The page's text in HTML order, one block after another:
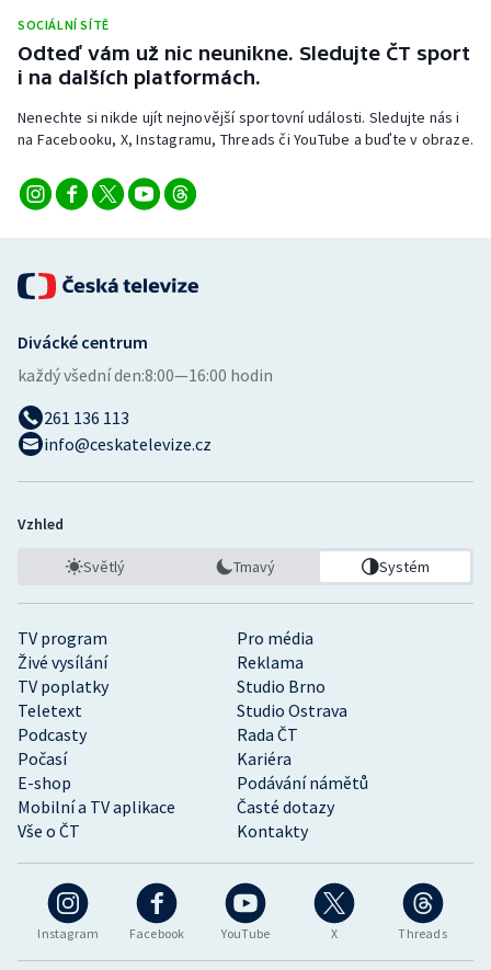
Triatlon
Veslování
Volejbal
SOCIÁLNÍ SÍTĚ
Odteď vám už nic neunikne. Sledujte ČT sport
i na dalších platformách.
Nenechte si nikde ujít nejnovější sportovní události. Sledujte nás i
na Facebooku, X, Instagramu, Threads či YouTube a buďte v obraze.
Instagram Facebook YouTube X Threads
TV program
Pro média
Živé vysílání
Reklama
TV poplatky
Studio Brno
Teletext
Studio Ostrava
Podcasty
Rada ČT
Počasí
Kariéra
E-shop
Podávání námětů
Mobilní a TV aplikace
Časté dotazy
Vše o ČT
Kontakty
Divácké centrum
každý všední den:8:00—16:00 hodin
261 136 113
info@ceskatelevize.cz
Vzhled
Světlý Tmavý Systém